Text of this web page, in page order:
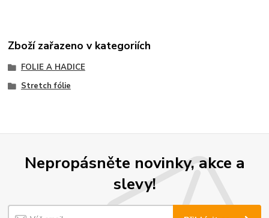
Zboží zařazeno v kategoriích
FOLIE A HADICE
Stretch fólie
Nepropásněte novinky, akce a
slevy!